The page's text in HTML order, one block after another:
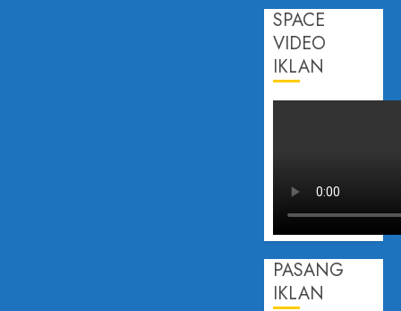
SPACE
VIDEO
IKLAN
PASANG
IKLAN